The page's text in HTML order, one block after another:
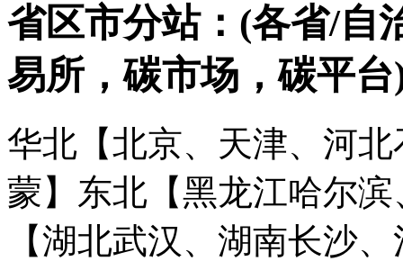
省区市分站：(各省/自
易所，碳市场，碳平台
华北【北京、天津、河
蒙】 东北【黑龙江哈尔
【湖北武汉、湖南长沙